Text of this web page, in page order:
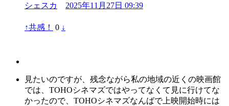
シェスカ 2025年11月27日 09:39
↑共感！ 0 ↓
見たいのですが、残念ながら私の地域の近くの映画館
では、TOHOシネマズではやってなくて見に行けてな
かったので、TOHOシネマズなんばで上映開始時には